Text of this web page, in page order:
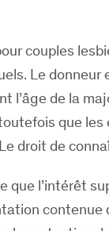
couples
Le
l’âge de la
que
droit de
l’intérêt